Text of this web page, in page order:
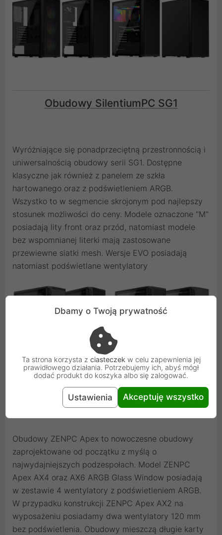
Obudowy SilentiumPC SG1
Wyróżniające się ponadprzeciętną przestronnością i
uniwersalnością obudowy serii SG1. Dostępne
klasyczne jak również z panelem ze szkła
hartowanego oraz z podświetleniem ARGB.
Wszystko to w segmencie skrojonym pod najlepszy
stosunek możliwości do ceny. Modele oznaczone "M"
posiadają lity front oraz przód, natomiast modele
bez wspomnianej literki mają zastosowane
przewiewne siatki mesh. Wersje EVO posiadają
natomiast podświetlane wentylatory
Obudowy ZENPC Apex
Obudowy ZENPC Apex to nowoczesne obudowy
zaprojektowane od początku z myślą o
najwydajniejszych podzespołach. Model ZENPC
Apex AX4 oraz AX6 ARGB Glass Window posiadają
w zestawie 4 wentylatory z podświetleniem ARGB.
W przypadku konstrukcji ZENPC Apex AX2 na
wyposażeniu posiadamy dwa wentylatory 120 mm
bez podświetlenia. Obudowy mieszczą długie karty
Dbamy o Twoją prywatność
Ta strona korzysta z ciasteczek w celu zapewnienia jej
prawidłowego działania. Potrzebujemy ich, abyś mógł
dodać produkt do koszyka albo się zalogować.
Ustawienia Akceptuję wszystko